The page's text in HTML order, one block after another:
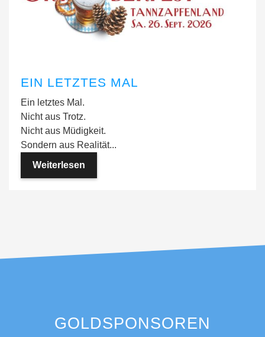
EIN LETZTES MAL
Ein letztes Mal.
Nicht aus Trotz.
Nicht aus Müdigkeit.
Sondern aus Realität...
Weiterlesen
GOLDSPONSOREN